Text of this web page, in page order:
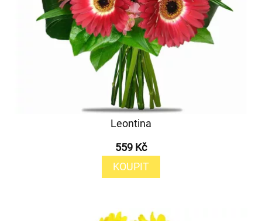
Leontina
559 Kč
KOUPIT